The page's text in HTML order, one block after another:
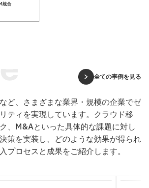
統合
全ての事例を見る
ど、さまざまな業界・規模の企業でゼ
ティを実現しています。クラウド移
、M&Aといった具体的な課題に対し
策を実装し、どのような効果が得られ
プロセスと成果をご紹介します。